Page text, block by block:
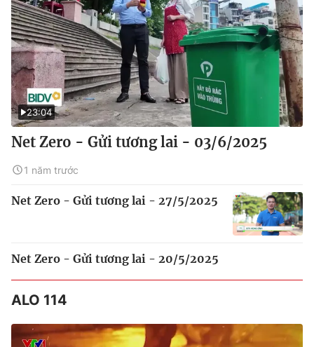
23:04
Net Zero - Gửi tương lai - 03/6/2025
1 năm trước
Net Zero - Gửi tương lai - 27/5/2025
Net Zero - Gửi tương lai - 20/5/2025
ALO 114